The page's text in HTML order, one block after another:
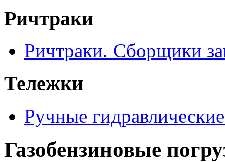
Ричтраки
Ричтраки. Сборщики
Тележки
Ручные
Газобензиновые